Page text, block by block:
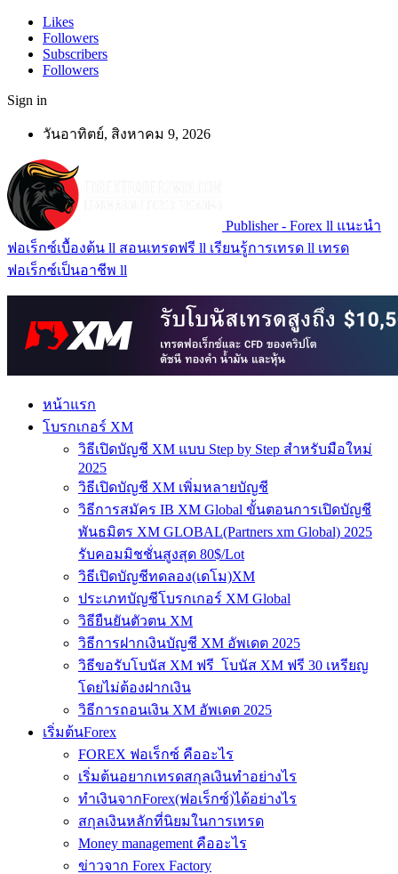
Likes
Followers
Subscribers
Followers
Sign in
วันอาทิตย์, สิงหาคม 9, 2026
Publisher - Forex ll แนะนำ
ฟอเร็กซ์เบื้องต้น ll สอนเทรดฟรี ll เรียนรู้การเทรด ll เทรด
ฟอเร็กซ์เป็นอาชีพ ll
หน้าแรก
โบรกเกอร์ XM
วิธีเปิดบัญชี XM แบบ Step by Step สำหรับมือใหม่
2025
วิธีเปิดบัญชี XM เพิ่มหลายบัญชี
วิธีการสมัคร IB XM Global ขั้นตอนการเปิดบัญชี
พันธมิตร XM GLOBAL(Partners xm Global) 2025
รับคอมมิชชั่นสูงสุด 80$/Lot
วิธีเปิดบัญชีทดลอง(เดโม)XM
ประเภทบัญชีโบรกเกอร์ XM Global
วิธียืนยันตัวตน XM
วิธีการฝากเงินบัญชี XM อัพเดต 2025
วิธีขอรับโบนัส XM ฟรี โบนัส XM ฟรี 30 เหรียญ
โดยไม่ต้องฝากเงิน
วิธีการถอนเงิน XM อัพเดต 2025
เริ่มต้นForex
FOREX ฟอเร็กซ์ คืออะไร
เริ่มต้นอยากเทรดสกุลเงินทำอย่างไร
ทำเงินจากForex(ฟอเร็กซ์)ได้อย่างไร
สกุลเงินหลักที่นิยมในการเทรด
Money management คืออะไร
ข่าวจาก Forex Factory